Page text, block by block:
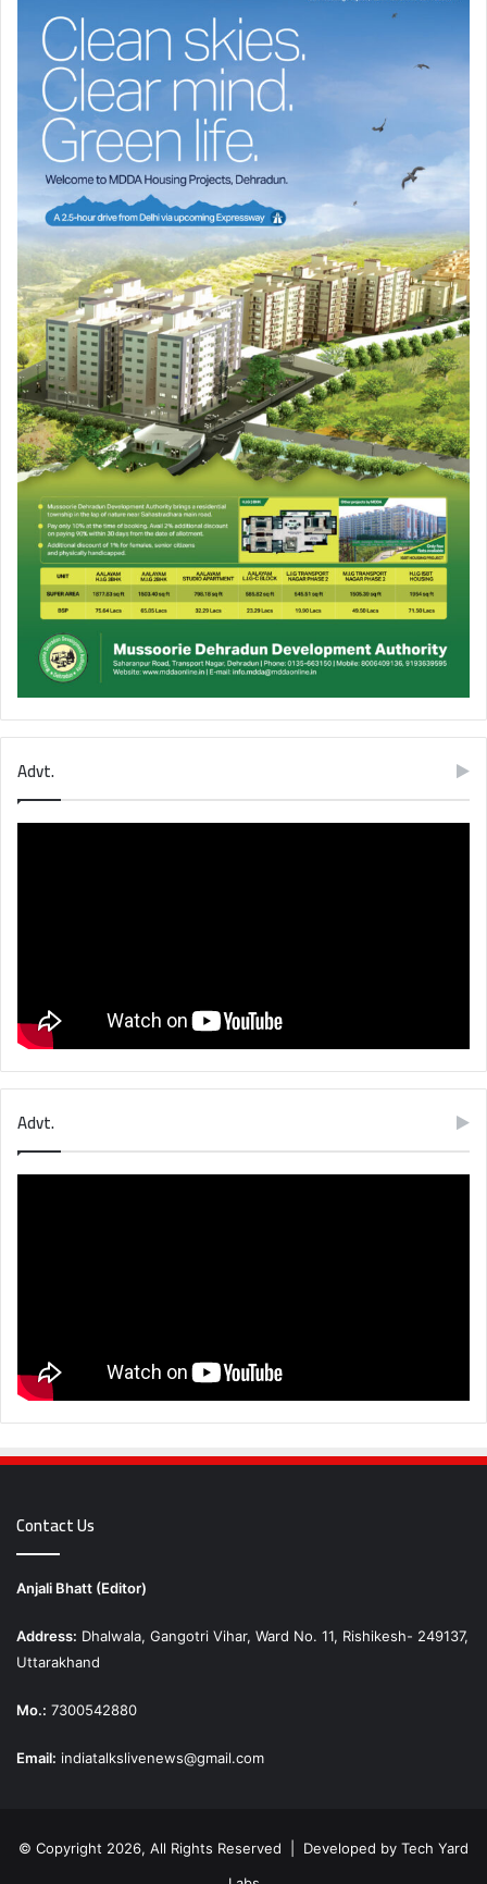
Advt.
Advt.
Contact Us
Anjali Bhatt (Editor)
Address: Dhalwala, Gangotri Vihar, Ward No. 11, Rishikesh- 249137,
Uttarakhand
Mo.: 7300542880
Email: indiatalkslivenews@gmail.com
© Copyright 2026, All Rights Reserved | Developed by Tech Yard